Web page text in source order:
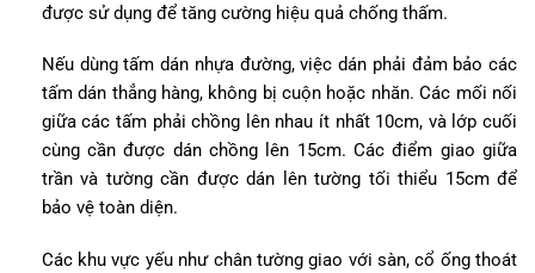
được sử dụng để tăng cường hiệu quả chống thấm.
Nếu dùng tấm dán nhựa đường, việc dán phải đảm bảo các
tấm dán thẳng hàng, không bị cuộn hoặc nhăn. Các mối nối
giữa các tấm phải chồng lên nhau ít nhất 10cm, và lớp cuối
cùng cần được dán chồng lên 15cm. Các điểm giao giữa
trần và tường cần được dán lên tường tối thiểu 15cm để
bảo vệ toàn diện.
Các khu vực yếu như chân tường giao với sàn, cổ ống thoát